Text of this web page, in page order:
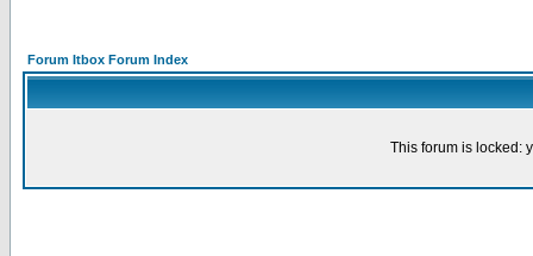
Forum Itbox Forum Index
This forum is locked: